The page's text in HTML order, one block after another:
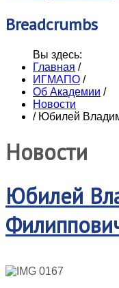
Breadcrumbs
Вы здесь:
Главная /
ИГМАПО /
Об Академии /
Новости
/ Юбилей
Новости
Юбилей